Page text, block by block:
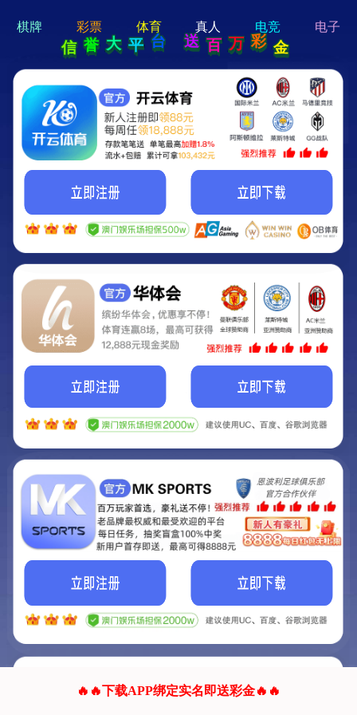
hi 💗
Hey Guys!
我们即将上线啦...
我们的网站正在建设.
它将是非常棒的网站.
联系我们!